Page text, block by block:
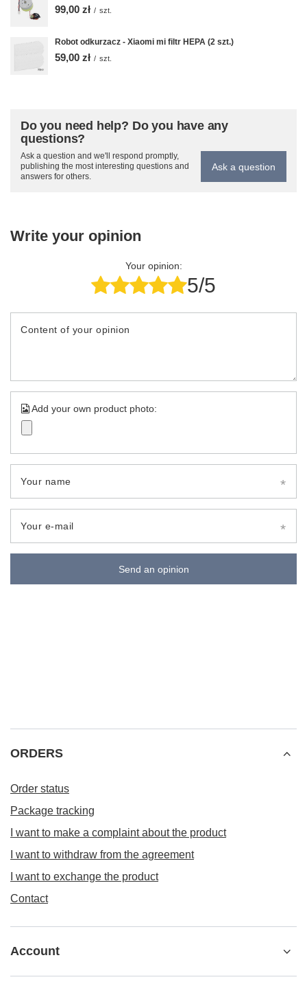
99,00 zł / szt.
Robot odkurzacz - Xiaomi mi filtr HEPA (2 szt.)
59,00 zł / szt.
Do you need help? Do you have any
questions?
Ask a question and we'll respond promptly,
publishing the most interesting questions and
answers for others.
Ask a question
Write your opinion
Your opinion:
5/5
Content of your opinion
Add your own product photo:
Your name
Your e-mail
Send an opinion
ORDERS
Order status
Package tracking
I want to make a complaint about the product
I want to withdraw from the agreement
I want to exchange the product
Contact
Account